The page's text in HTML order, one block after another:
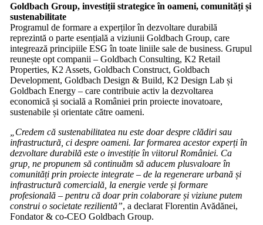
Goldbach Group, investiții strategice în oameni, comunități și
sustenabilitate
Programul de formare a experților în dezvoltare durabilă
reprezintă o parte esențială a viziunii Goldbach Group, care
integrează principiile ESG în toate liniile sale de business. Grupul
reunește opt companii – Goldbach Consulting, K2 Retail
Properties, K2 Assets, Goldbach Construct, Goldbach
Development, Goldbach Design & Build, K2 Design Lab și
Goldbach Energy – care contribuie activ la dezvoltarea
economică și socială a României prin proiecte inovatoare,
sustenabile și orientate către oameni.
„Credem că sustenabilitatea nu este doar despre clădiri sau
infrastructură, ci despre oameni. Iar formarea acestor experți în
dezvoltare durabilă este o investiție în viitorul României. Ca
grup, ne propunem să continuăm să aducem plusvaloare în
comunități prin proiecte integrate – de la regenerare urbană și
infrastructură comercială, la energie verde și formare
profesională – pentru că doar prin colaborare și viziune putem
construi o societate rezilientă”, a declarat Florentin Avădănei,
Fondator & co-CEO Goldbach Group.